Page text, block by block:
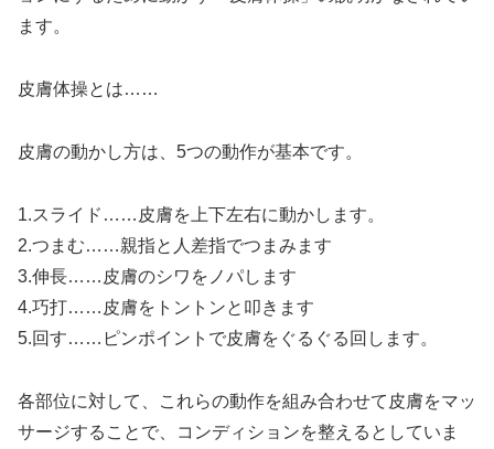
ます。
皮膚体操とは……
皮膚の動かし方は、5つの動作が基本です。
1.スライド……皮膚を上下左右に動かします。
2.つまむ……親指と人差指でつまみます
3.伸長……皮膚のシワをノパします
4.巧打……皮膚をトントンと叩きます
5.回す……ピンポイントで皮膚をぐるぐる回します。
各部位に対して、これらの動作を組み合わせて皮膚をマッ
サージすることで、コンディションを整えるとしていま